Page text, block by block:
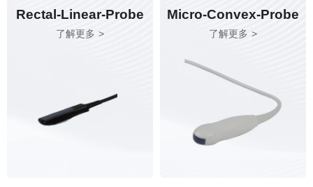
Rectal-Linear-Probe
了解更多
Micro-Convex-Probe
了解更多